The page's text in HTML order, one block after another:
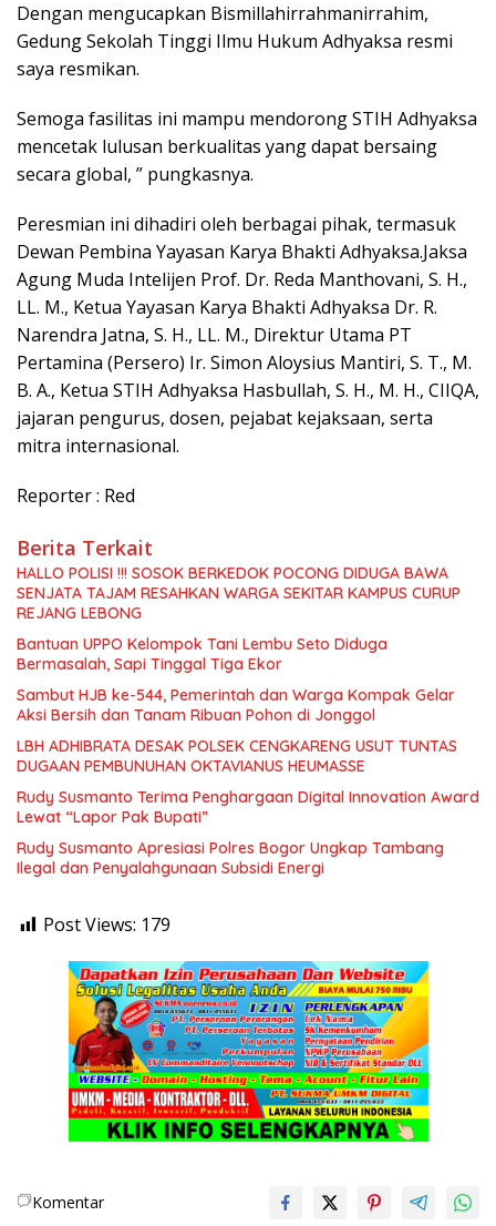
Dengan mengucapkan Bismillahirrahmanirrahim,
Gedung Sekolah Tinggi Ilmu Hukum Adhyaksa resmi
saya resmikan.
Semoga fasilitas ini mampu mendorong STIH Adhyaksa
mencetak lulusan berkualitas yang dapat bersaing
secara global, ” pungkasnya.
Peresmian ini dihadiri oleh berbagai pihak, termasuk
Dewan Pembina Yayasan Karya Bhakti Adhyaksa.Jaksa
Agung Muda Intelijen Prof. Dr. Reda Manthovani, S. H.,
LL. M., Ketua Yayasan Karya Bhakti Adhyaksa Dr. R.
Narendra Jatna, S. H., LL. M., Direktur Utama PT
Pertamina (Persero) Ir. Simon Aloysius Mantiri, S. T., M.
B. A., Ketua STIH Adhyaksa Hasbullah, S. H., M. H., CIIQA,
jajaran pengurus, dosen, pejabat kejaksaan, serta
mitra internasional.
Reporter : Red
Berita Terkait
HALLO POLISI !!! SOSOK BERKEDOK POCONG DIDUGA BAWA
SENJATA TAJAM RESAHKAN WARGA SEKITAR KAMPUS CURUP
REJANG LEBONG
Bantuan UPPO Kelompok Tani Lembu Seto Diduga
Bermasalah, Sapi Tinggal Tiga Ekor
Sambut HJB ke-544, Pemerintah dan Warga Kompak Gelar
Aksi Bersih dan Tanam Ribuan Pohon di Jonggol
LBH ADHIBRATA DESAK POLSEK CENGKARENG USUT TUNTAS
DUGAAN PEMBUNUHAN OKTAVIANUS HEUMASSE
Rudy Susmanto Terima Penghargaan Digital Innovation Award
Lewat “Lapor Pak Bupati”
Rudy Susmanto Apresiasi Polres Bogor Ungkap Tambang
Ilegal dan Penyalahgunaan Subsidi Energi
Post Views: 179
Komentar